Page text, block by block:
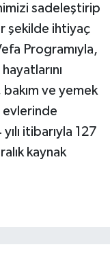
sadeleştirip
şekilde ihtiyaç
Programıyla,
bakım ve yemek
evlerinde
itibarıyla 127
kaynak